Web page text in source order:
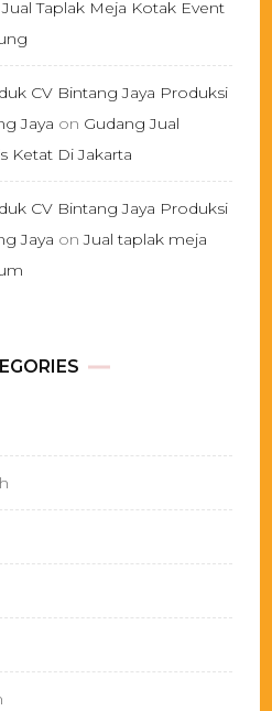
Jual Taplak Meja Kotak Event
CV Bintang Jaya Produksi
Jaya on Gudang Jual
Ketat Di Jakarta
CV Bintang Jaya Produksi
Jaya onJual taplak meja